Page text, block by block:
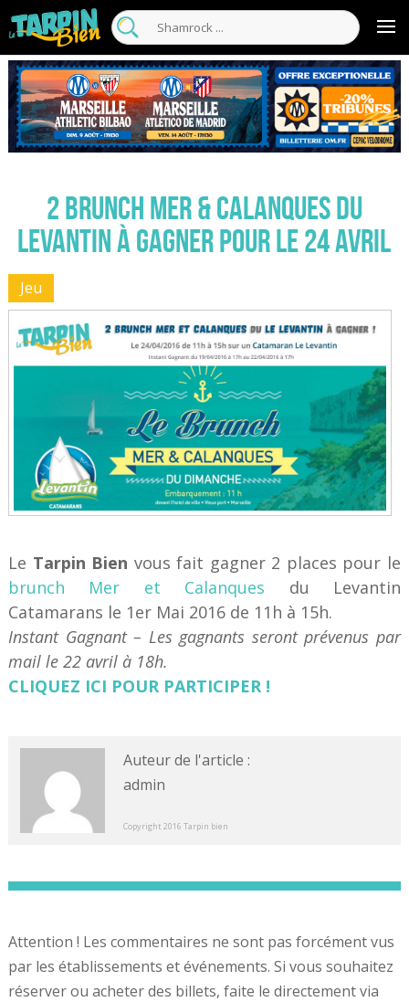
2 brunch Mer & Calanques du
Levantin à gagner pour le 24 Avril
Jeu
Le Tarpin Bien vous fait gagner 2 places pour le
brunch Mer et Calanques du Levantin
Catamarans le 1er Mai 2016 de 11h à 15h.
Instant Gagnant – Les gagnants seront prévenus par
mail le 22 avril à 18h.
CLIQUEZ ICI POUR PARTICIPER !
Auteur de l'article :
admin
Copyright 2016 Tarpin bien
Attention ! Les commentaires ne sont pas forcément vus
par les établissements et événements. Si vous souhaitez
réserver ou acheter des billets, faite le directement via